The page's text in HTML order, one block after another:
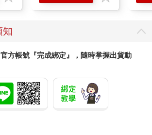
知
方帳號『完成綁定』，隨時掌握出貨動